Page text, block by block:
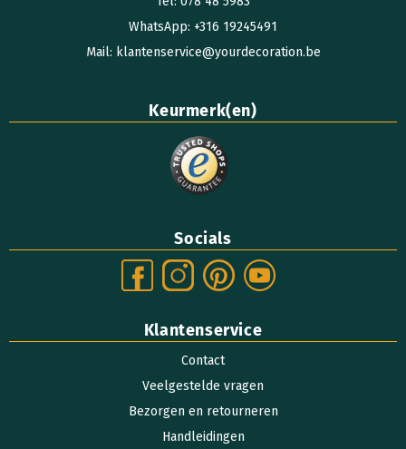
WhatsApp: +316 19245491
Mail: klantenservice@yourdecoration.be
Keurmerk(en)
Socials
Klantenservice
Contact
Veelgestelde vragen
Bezorgen en retourneren
Handleidingen